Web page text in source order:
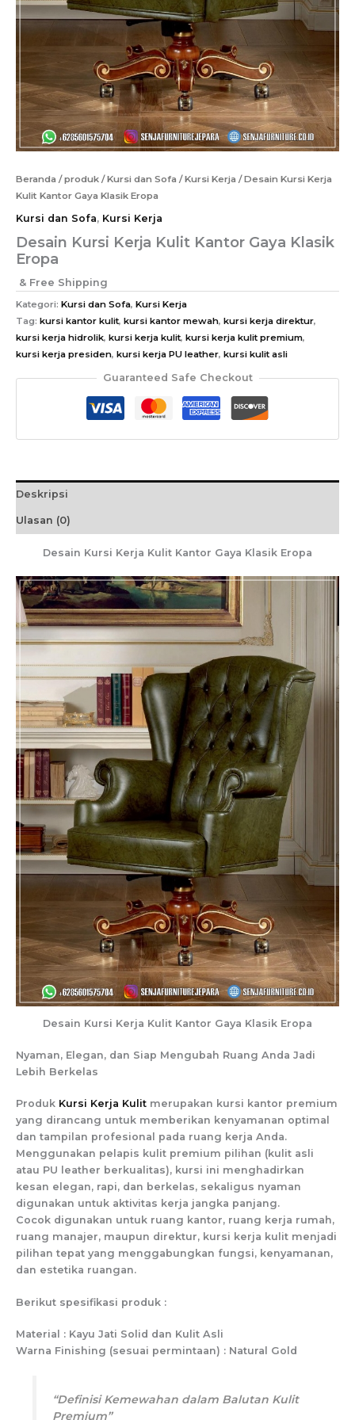
Beranda /produk /Kursi dan Sofa /Kursi Kerja / Desain Kursi Kerja
Kulit Kantor Gaya Klasik Eropa
Kursi dan Sofa, Kursi Kerja
Desain Kursi Kerja Kulit Kantor Gaya Klasik
Eropa
& Free Shipping
Kategori: Kursi dan Sofa, Kursi Kerja
Tag: kursi kantor kulit, kursi kantor mewah, kursi kerja direktur,
kursi kerja hidrolik, kursi kerja kulit, kursi kerja kulit premium,
kursi kerja presiden, kursi kerja PU leather, kursi kulit asli
Guaranteed Safe Checkout
Deskripsi
Ulasan (0)
Desain Kursi Kerja Kulit Kantor Gaya Klasik Eropa
Desain Kursi Kerja Kulit Kantor Gaya Klasik Eropa
Nyaman, Elegan, dan Siap Mengubah Ruang Anda Jadi
Lebih Berkelas
Produk Kursi Kerja Kulit merupakan kursi kantor premium
yang dirancang untuk memberikan kenyamanan optimal
dan tampilan profesional pada ruang kerja Anda.
Menggunakan pelapis kulit premium pilihan (kulit asli
atau PU leather berkualitas), kursi ini menghadirkan
kesan elegan, rapi, dan berkelas, sekaligus nyaman
digunakan untuk aktivitas kerja jangka panjang.
Cocok digunakan untuk ruang kantor, ruang kerja rumah,
ruang manajer, maupun direktur, kursi kerja kulit menjadi
pilihan tepat yang menggabungkan fungsi, kenyamanan,
dan estetika ruangan.
Berikut spesifikasi produk :
Material : Kayu Jati Solid dan Kulit Asli
Warna Finishing (sesuai permintaan) : Natural Gold
“Definisi Kemewahan dalam Balutan Kulit
Premium”